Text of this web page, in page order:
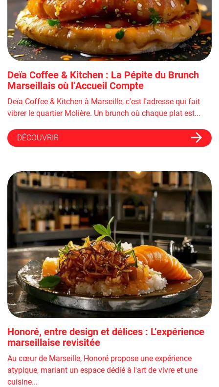
Deïa Coffee & Kitchen : La Pépite du Brunch
Marseillais où l’Accueil Compte
Deïa Coffee & Kitchen à Marseille, c'est l'adresse qui fait
vibrer le quartier Molière. Un brunch où chaque plat est...
DÉCOUVRIR
Honoré, entre design et délices : L’expérience
marseillaise revisitée
Au cœur de Marseille, Honoré propose une expérience
atypique, mariant un espace dédié à l'art de vivre et une
cuisine...